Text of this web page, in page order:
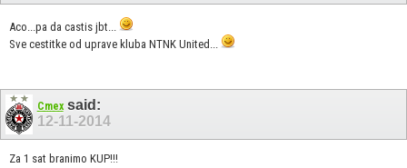
Aco...pa da castis jbt...
Sve cestitke od uprave kluba NTNK United...
Cmexsaid:
12-11-2014
Za 1 sat branimo KUP!!!